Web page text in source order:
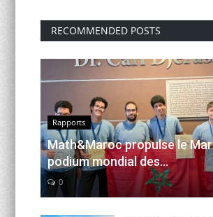
RECOMMENDED POSTS
Rapports
Math&Maroc propulse le
podium mondial des...
0